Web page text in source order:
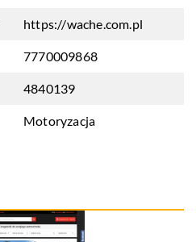
https://wache.com.pl
7770009868
4840139
Motoryzacja